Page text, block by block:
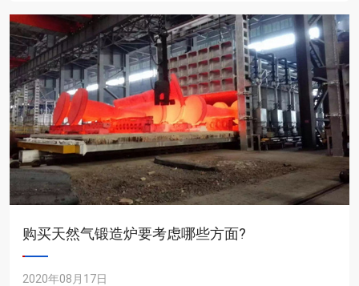
看看天然气加热炉的......
购买天然气锻造炉要考虑哪些方面?
2020年08月17日